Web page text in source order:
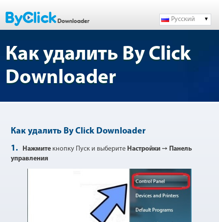
Русский
Как удалить By Click
Downloader
Как удалить By Click Downloader
1.
Нажмите кнопку Пуск и выберите Настройки ➙ Панель
управления